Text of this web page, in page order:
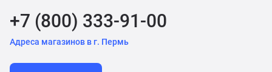
+7 (800) 333-91-00
Адреса магазинов в г. Пермь